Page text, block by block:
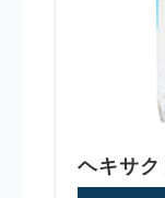
ヘキサ